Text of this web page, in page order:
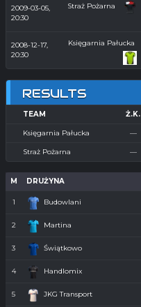
2009-03-05,
20:30
Straż Pożarna
2008-12-17,
20:30
Księgarnia Pałucka
RESULTS
TEAM Ż.K.
Księgarnia Pałucka —
Straż Pożarna —
M DRUŻYNA
1 Budowlani
2 Martina
3 Świątkowo
4 Handlomix
5 JKG Transport